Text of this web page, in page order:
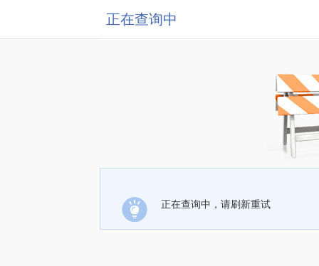
正在查询中
正在查询中，请刷新重试